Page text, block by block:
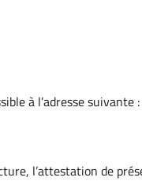
à l’adresse suivante :
l’attestation de